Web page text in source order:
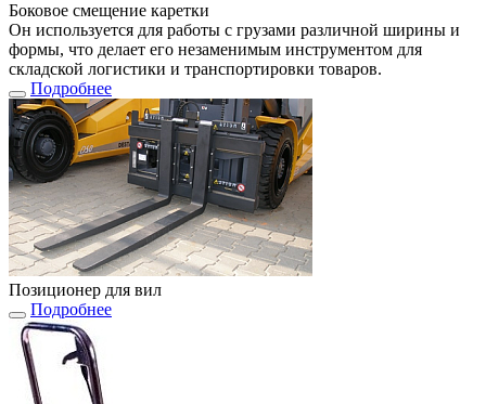
Боковое смещение каретки
Он используется для работы с грузами различной ширины и
формы, что делает его незаменимым инструментом для
складской логистики и транспортировки товаров.
Подробнее
Позиционер для вил
Подробнее